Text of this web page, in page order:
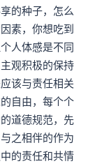
的种子，怎么
素，你想吃到
人体感是不同
观积极的保持
该与责任相关
自由，每个个
道德规范，先
之相伴的作为
的责任和共情